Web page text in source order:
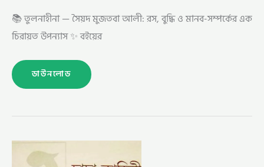
📚 তুলনাহীনা — সৈয়দ মুজতবা আলী: রস, বুদ্ধি ও মানব-সম্পর্কের এক
চিরায়ত উপন্যাস ✨ বইয়ের
ডাউনলোড
চাচা
কাহিনী